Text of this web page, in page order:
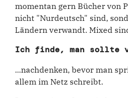
momentan gern Bücher von
nicht "Nurdeutsch" sind,
Ländern verwandt. Mixed
Ich finde, man
...nachdenken, bevor man
allem im Netz schreibt.